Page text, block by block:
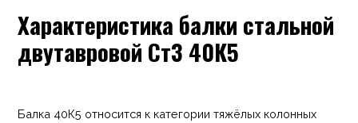
Характеристика балки стальной
двутавровой Ст3 40К5
Балка 40К5 относится к категории тяжёлых колонных